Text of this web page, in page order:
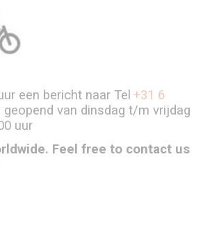
een bericht naar Tel +31 6
geopend van dinsdag t/m vrijdag
uur
Feel free to contact us